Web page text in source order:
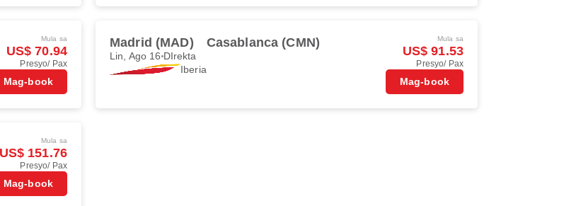
Mula sa
US$ 70.94
Presyo/ Pax
Mag-book
Madrid (MAD) Casablanca (CMN)
Lin, Ago 16 DIrekta
Iberia
Mula sa
US$ 91.53
Presyo/ Pax
Mag-book
Mula sa
US$ 151.76
Presyo/ Pax
Mag-book